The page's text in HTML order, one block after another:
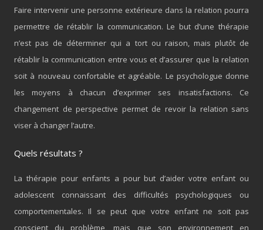
Faire intervenir une personne extérieure dans la relation pourra
permettre de rétablir la communication. Le but d’une thérapie
n’est pas de déterminer qui a tort ou raison, mais plutôt de
rétablir la communication entre vous et d’assurer que la relation
soit à nouveau confortable et agréable. Le psychologue donne
les moyens à chacun d’exprimer ses insatisfactions. Ce
changement de perspective permet de revoir la relation sans
viser à changer l’autre.
Quels résultats ?
La thérapie pour enfants a pour but d’aider votre enfant ou
adolescent connaissant des difficultés psychologiques ou
comportementales. Il se peut que votre enfant ne soit pas
conscient du problème, mais que son environnement en